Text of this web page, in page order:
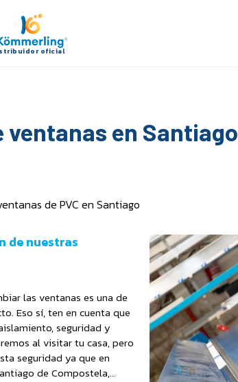
en Santiago
de PVC en Santiago
de nuestras
las ventanas es una de
Eso sí, ten en cuenta que
seguridad y
al visitar tu casa, pero
seguridad ya que en
de Compostela,